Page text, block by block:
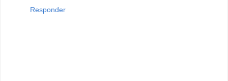
Responder